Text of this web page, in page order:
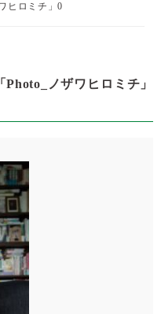
ヒロミチ」0
ノザワヒロミチ」